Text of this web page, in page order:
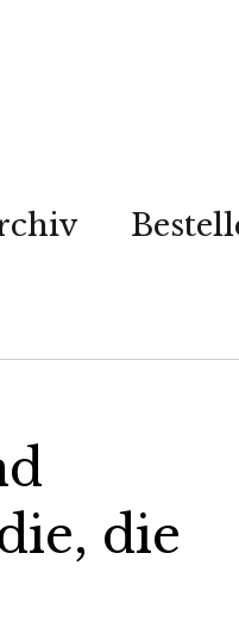
die